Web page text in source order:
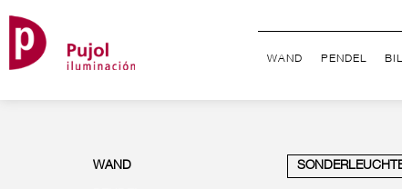
WAND PENDEL
WAND